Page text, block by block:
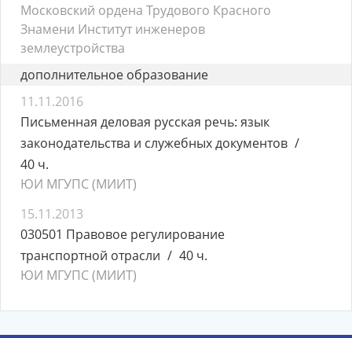
Московский ордена Трудового Красного
Знамени Институт инженеров
землеустройства
дополнительное образование
11.11.2016
Письменная деловая русская речь: язык
законодательства и служебных документов
40 ч.
ЮИ МГУПС (МИИТ)
15.11.2013
030501 Правовое регулирование
транспортной отрасли
40 ч.
ЮИ МГУПС (МИИТ)